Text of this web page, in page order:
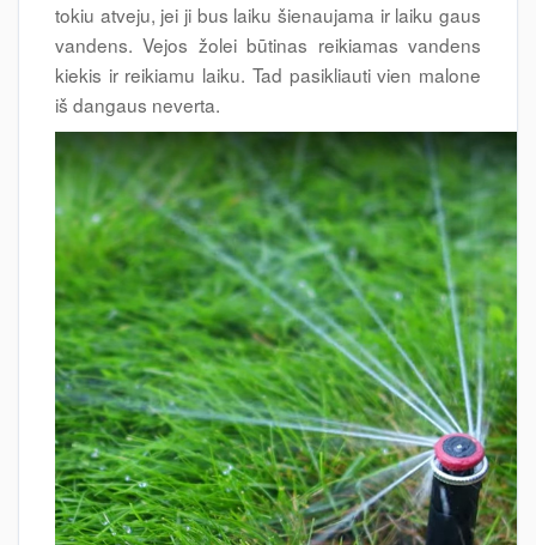
tokiu atveju, jei ji bus laiku šienaujama ir laiku gaus
vandens. Vejos žolei būtinas reikiamas vandens
kiekis ir reikiamu laiku. Tad pasikliauti vien malone
iš dangaus neverta.